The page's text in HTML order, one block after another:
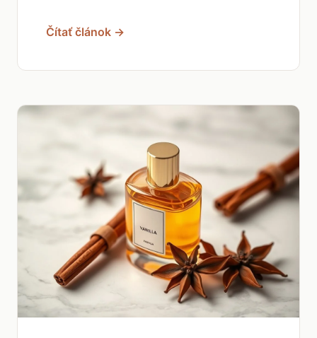
Čítať článok →